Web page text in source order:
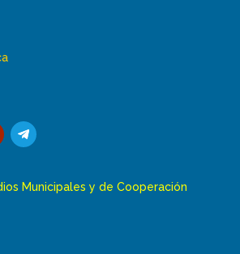
Municipales y de Cooperación